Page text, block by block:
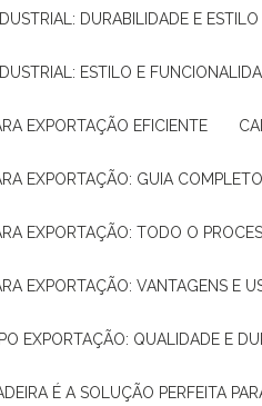
DURABILIDADE E ESTILO
ESTILO E
EXPORTAÇÃO EFICIENTE
EXPORTAÇÃO: GUIA COMPLETO
EXPORTAÇÃO: TODO O
EXPORTAÇÃO: VANTAGENS E
EXPORTAÇÃO: QUALIDADE E
É A SOLUÇÃO PERFEITA